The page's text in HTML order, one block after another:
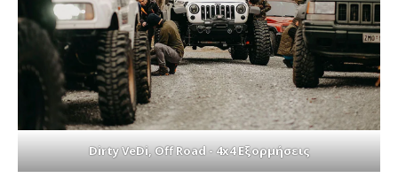
Dirty VeDi, Off Road - 4x4 Εξορμήσεις